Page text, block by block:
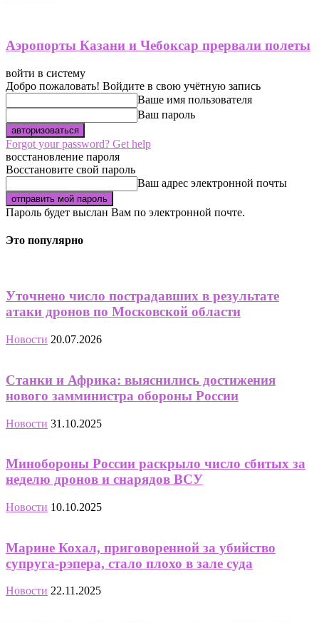
Аэропорты Казани и Чебоксар прервали полеты
войти в систему
Добро пожаловать! Войдите в свою учётную запись
Ваше имя пользователя
Ваш пароль
Forgot your password? Get help
восстановление пароля
Восстановите свой пароль
Ваш адрес электронной почты
Пароль будет выслан Вам по электронной почте.
Это популярно
Уточнено число пострадавших в результате
атаки дронов по Московской области
Новости 20.07.2026
Станки и Африка: выяснились достижения
нового замминистра обороны России
Новости 31.10.2025
Минобороны России раскрыло число сбитых за
неделю дронов и снарядов ВСУ
Новости 10.10.2025
Марине Кохал, приговоренной за убийство
супруга-рэпера, стало плохо в зале суда
Новости 22.11.2025